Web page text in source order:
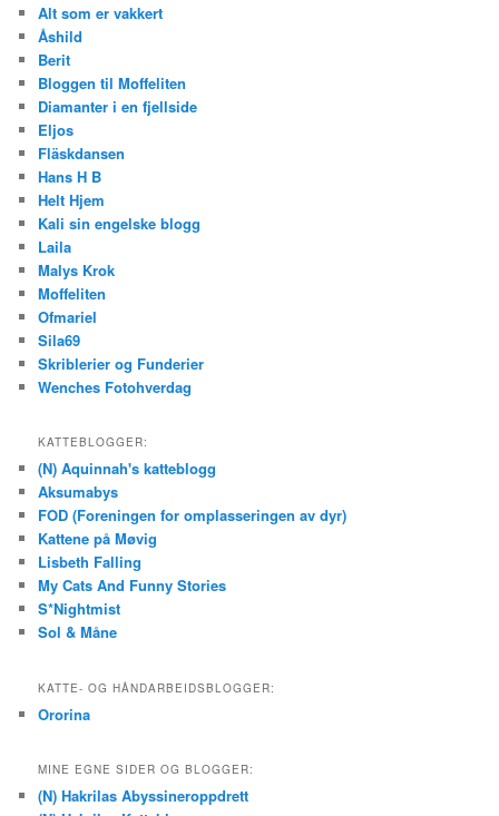
Alt som er vakkert
Åshild
Berit
Bloggen til Moffeliten
Diamanter i en fjellside
Eljos
Fläskdansen
Hans H B
Helt Hjem
Kali sin engelske blogg
Laila
Malys Krok
Moffeliten
Ofmariel
Sila69
Skriblerier og Funderier
Wenches Fotohverdag
KATTEBLOGGER:
(N) Aquinnah's katteblogg
Aksumabys
FOD (Foreningen for omplasseringen av dyr)
Kattene på Møvig
Lisbeth Falling
My Cats And Funny Stories
S*Nightmist
Sol & Måne
KATTE- OG HÅNDARBEIDSBLOGGER:
Ororina
MINE EGNE SIDER OG BLOGGER:
(N) Hakrilas Abyssineroppdrett